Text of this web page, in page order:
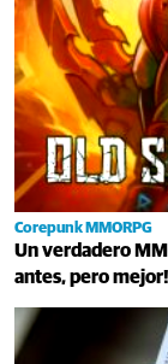
Corepunk MMORPG
Un verdadero
antes, pero mejor!